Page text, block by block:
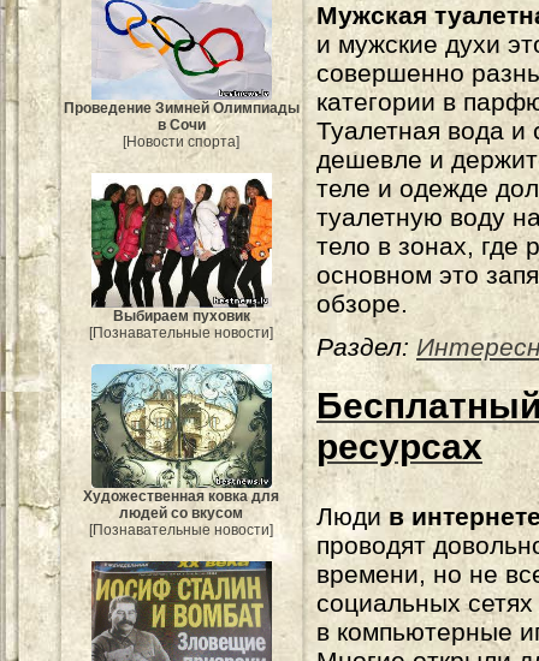
Проведение Зимней Олимпиады
в Сочи
[Новости спорта]
Выбираем пуховик
[Познавательные новости]
Художественная ковка для
людей со вкусом
[Познавательные новости]
Мужская
и мужские духи
совершенно
категории в
Туалетная вода и
дешевле и
теле и одежде
туалетную воду
тело в зонах,
основном это
обзоре.
Раздел:
ресурсах
Люди в
проводят
времени, но не
социальных
в компьютерные